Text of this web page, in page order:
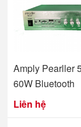
Amply Pearller
60W Bluetooth
Liên hệ